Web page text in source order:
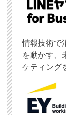
情報技術で
を動かす、
ケティング